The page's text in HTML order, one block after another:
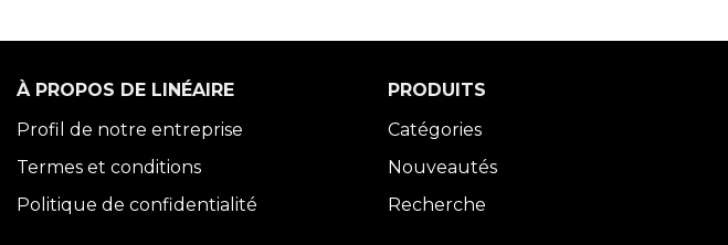
À PROPOS DE LINÉAIRE
Profil de notre entreprise
Termes et conditions
Politique de confidentialité
PRODUITS
Catégories
Nouveautés
Recherche